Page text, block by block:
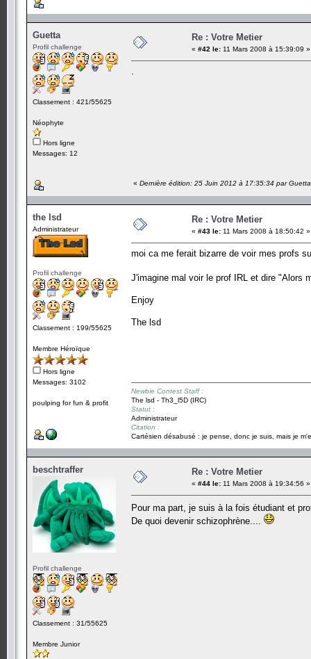
Guetta
Profil challenge
Classement : 421/55625
Néophyte
Hors ligne
Messages: 12
Re : Votre Metier
« #42 le: 11 Mars 2008 à 15:39:09 »
« Dernière édition: 25 Juin 2012 à 17:35:34 par Guetta
the lsd
Administrateur
Profil challenge
Classement : 199/55625
Membre Héroïque
Hors ligne
Messages: 3102
poulping for fun & profit
Re : Votre Metier
« #43 le: 11 Mars 2008 à 18:50:42 »
moi ca me ferait bizarre de voir mes profs
J'imagine mal voir le prof IRL et dire "Alors
Enjoy
The lsd
Newbie Contest Staff :
The lsd - Th3_l5D (IRC)
Statut :
Administrateur
Citation :
Cartésien désabusé : je pense, donc je suis, mais je
beschtraffer
Profil challenge
Classement : 31/55625
Membre Junior
Re : Votre Metier
« #44 le: 11 Mars 2008 à 19:34:56 »
Pour ma part, je suis à la fois étudiant et
De quoi devenir schizophrène....